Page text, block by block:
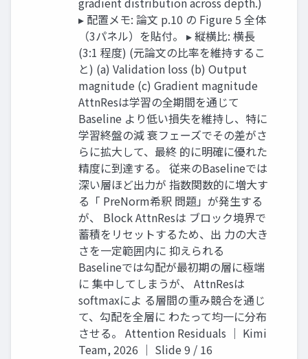
▸ 配置メモ: 論文 p.10 の Figure 5 全体
（3パネル）を貼付。 ▸ 縦横比: 横長
(3:1 程度) (元論文の比率を維持するこ
と) (a) Validation loss (b) Output
magnitude (c) Gradient magnitude
AttnResは学習の全期間を通じて
Baseline より低い損失を維持し、特に
学習終盤の減 衰フェーズでその差がさ
らに拡大して、最終 的に明確に優れた
精度に到達する。 従来のBaselineでは
深い層ほど出力が 指数関数的に増大す
る「 PreNorm希釈 問題」が発生する
が、 Block AttnResは ブロック境界で
蓄積をリセットするため、出 力の大き
さを一定範囲内に 抑えられる
Baselineでは勾配が最初期の層に極端
に 集中してしまうが、 AttnResは
softmaxによ る層間の重み競合を通じ
て、勾配を全層に わたって均一に分布
させる。 Attention Residuals ｜ Kimi
Team, 2026 ｜ Slide 9 / 16